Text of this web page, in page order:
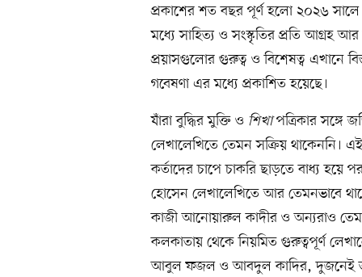
প্রকাশের শত বছর পূর্ণ হলো ২০২৬
মধ্যে সাহিত্য ও সংস্কৃতির প্রতি আগ্রহ আর
প্রয়াসগুলোর গুরুত্ব ও বিশেষত্ব এখানে
গবেষণা এর মধ্যে প্রকাশিত হয়েছে।
যাঁরা বুদ্ধির মুক্তি ও শিখাপত্রিকার সঙ্গে
লেখালেখিতে তেমন সক্রিয়
কর্তাদের চাপে চাকরি ছাড়তে বাধ্য হয়ে
হোসেন লেখালেখিতে আর তেমনভাবে
কাজী আনোয়ারুল কাদীর ও অন্যরাও
কলকাতায় থেকে নিয়মিত গুরুত্বপূর্ণ
আবুল ফজল ও আবদুল কাদির, দুজনেই